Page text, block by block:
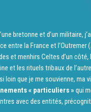
bretonne et d’un militaire,
entre la France et l’Outremer
et menhirs Celtes d’un
et les rituels tribaux de
loin que je me souvienne, ma
« particuliers » qui
avec des entités,